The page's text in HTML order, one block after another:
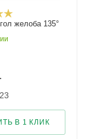
желоба 135°
В 1 КЛИК